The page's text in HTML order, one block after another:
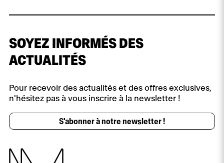
SOYEZ INFORMÉS DES
ACTUALITÉS
Pour recevoir des actualités et des offres exclusives,
n'hésitez pas à vous inscrire à la newsletter !
S'abonner à notre newsletter !